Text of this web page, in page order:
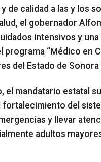
de calidad a las y los
el gobernador
intensivos y
programa “Médico en
del Estado de
el mandatario estatal
del
y llevar
adultos